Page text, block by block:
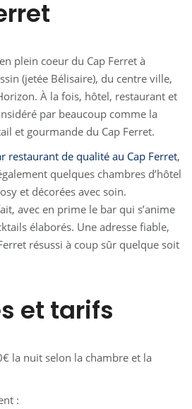
plein coeur du Cap Ferret à
(jetée Bélisaire), du centre ville,
À la fois, hôtel, restaurant et
par beaucoup comme la
et gourmande du Cap Ferret.
restaurant de qualité au Cap Ferret,
quelques chambres d’hôtel
et décorées avec soin.
avec en prime le bar qui s’anime
élaborés. Une adresse fiable,
résussi à coup sûr quelque soit
et tarifs
la nuit selon la chambre et la
: